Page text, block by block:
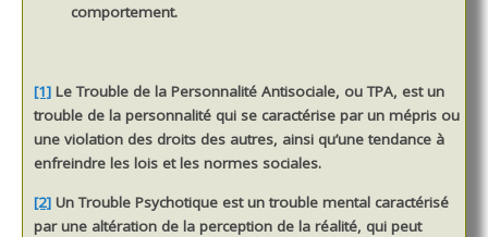
comportement.
[1] LeTrouble de la Personnalité Antisociale, ouTPA, est un
trouble de la personnalité qui se caractérise par un mépris ou
une violation des droits des autres, ainsi qu’une tendance à
enfreindre les lois et les normes sociales.
[2] UnTrouble Psychotique est un trouble mental caractérisé
par une altération de la perception de la réalité, qui peut